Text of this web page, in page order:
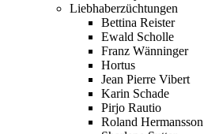
Liebhaberzüchtungen
Bettina Reister
Ewald Scholle
Franz Wänninger
Hortus
Jean Pierre Vibert
Karin Schade
Pirjo Rautio
Roland Hermansson